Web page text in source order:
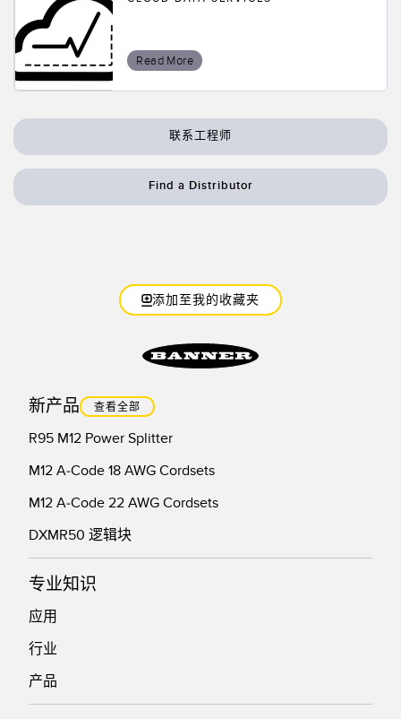
Read More
联系工程师
Find a Distributor
添加至我的收藏夹
新产品 查看全部
R95 M12 Power Splitter
M12 A-Code 18 AWG Cordsets
M12 A-Code 22 AWG Cordsets
DXMR50 逻辑块
专业知识
应用
行业
产品